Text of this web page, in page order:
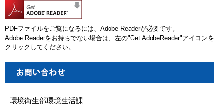
PDFファイルをご覧になるには、Adobe Readerが必要です。
Adobe Readerをお持ちでない場合は、左の"Get AdobeReader"アイコンを
クリックしてください。
環境衛生部環境生活課